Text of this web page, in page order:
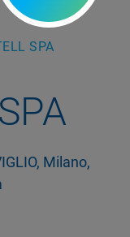
SPA
Milano,